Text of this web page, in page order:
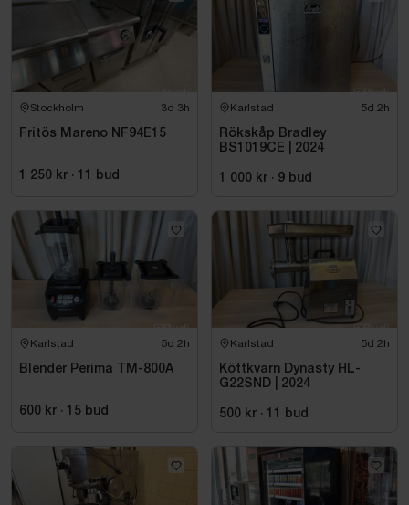
Stockholm 3d 3h
Fritös Mareno NF94E15
1 250 kr · bud
Karlstad 5d 2h
Rökskåp Bradley
BS1019CE | 2024
1 000 kr · 9 bud
Karlstad 5d 2h
Blender Perima TM-800A
600 kr · 15 bud
Karlstad 5d 2h
Köttkvarn Dynasty HL-
G22SND | 2024
500 kr · bud